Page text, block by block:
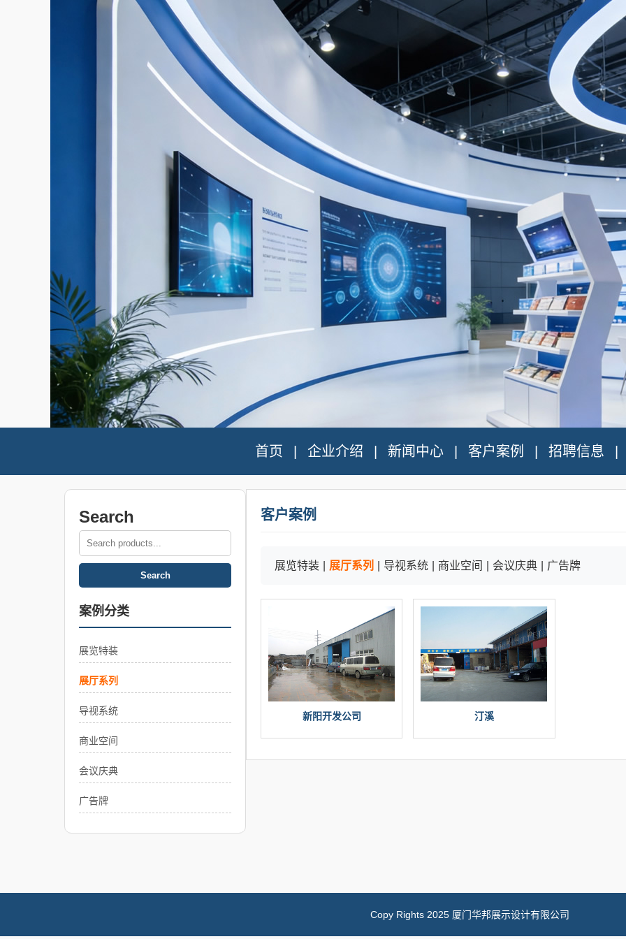
首页 企业介绍 新闻中心 客户案例 招聘信息
Search
案例分类
展览特装
展厅系列
导视系统
商业空间
会议庆典
广告牌
客户案例
展览特装 展厅系列 导视系统 商业空间 会议庆典 广告牌
新阳开发公司 汀溪
Copy Rights 2025 厦门华邦展示设计有限公司